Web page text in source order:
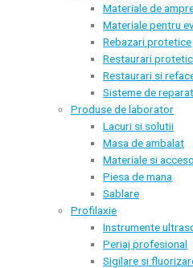
Materiale de
Materiale pentru
Rebazari protetice
Restaurari
Restaurari si
Sisteme de
Produse de laborator
Lacuri si solutii
Masa de ambalat
Materiale si
Piesa de mana
Sablare
Profilaxie
Instrumente
Periaj profesional
Sigilare si